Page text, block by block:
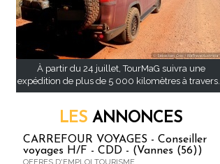
À partir du 24 juillet, TourMaG suivra une
expédition de plus de 5 000 kilomètres à travers...
LES ANNONCES
CARREFOUR VOYAGES - Conseiller
voyages H/F - CDD - (Vannes (56))
OFFRES D'EMPLOI TOURISME